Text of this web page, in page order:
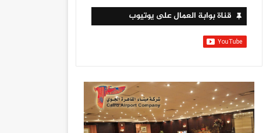
قناة بوابة العمال على يوتيوب